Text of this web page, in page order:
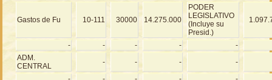
Gastos de Fu 10-111 30000 14.275.000
PODER
LEGISLATIVO
(Incluye su
Presid.)
- - - -
-
ADM.
CENTRAL
- - -
-